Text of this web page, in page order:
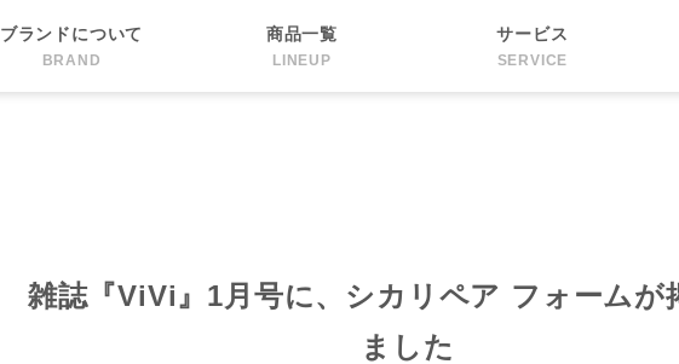
ブランドについて
BRAND
商品一覧
LINEUP
サービス
SERVICE
雑誌『ViVi』1月号に、シカリペア フォームが
ました